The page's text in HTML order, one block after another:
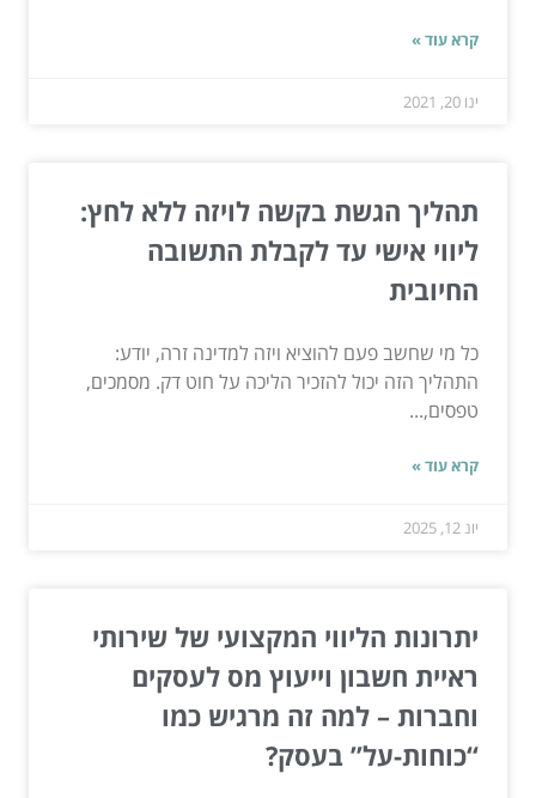
קרא עוד »
ינו 20, 2021
תהליך הגשת בקשה לויזה ללא לחץ:
ליווי אישי עד לקבלת התשובה
החיובית
כל מי שחשב פעם להוציא ויזה למדינה זרה, יודע:
התהליך הזה יכול להזכיר הליכה על חוט דק. מסמכים,
טפסים,...
קרא עוד »
יונ 12, 2025
יתרונות הליווי המקצועי של שירותי
ראיית חשבון וייעוץ מס לעסקים
וחברות – למה זה מרגיש כמו
“כוחות-על” בעסק?